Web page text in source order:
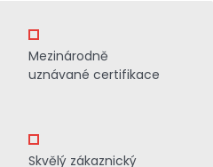
Mezinárodně
uznávané certifikace
Skvělý zákaznický